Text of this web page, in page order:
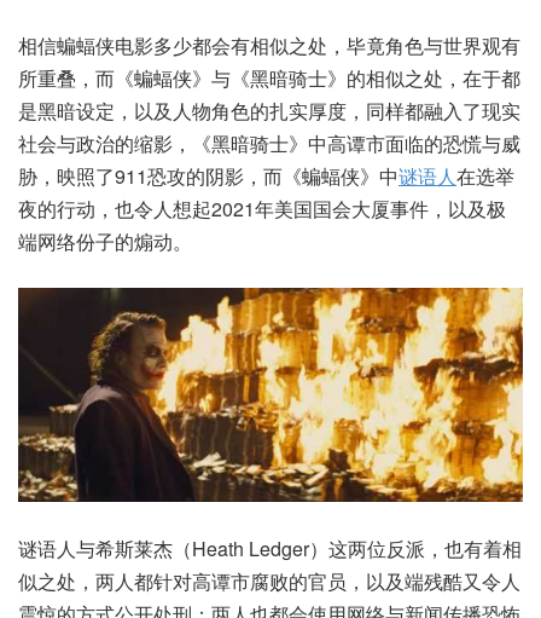
相信蝙蝠侠电影多少都会有相似之处，毕竟角色与世界观有
所重叠，而《蝙蝠侠》与《黑暗骑士》的相似之处，在于都
是黑暗设定，以及人物角色的扎实厚度，同样都融入了现实
社会与政治的缩影，《黑暗骑士》中高谭市面临的恐慌与威
胁，映照了911恐攻的阴影，而《蝙蝠侠》中谜语人在选举
夜的行动，也令人想起2021年美国国会大厦事件，以及极
端网络份子的煽动。
谜语人与希斯莱杰（Heath Ledger）这两位反派，也有着相
似之处，两人都针对高谭市腐败的官员，以及端残酷又令人